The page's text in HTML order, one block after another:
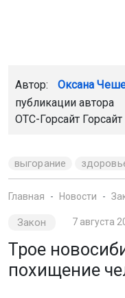
Автор: Оксана
публикации автора
ОТС-Горсайт Горсайт
выгорание
Главная Новости
Закон 7 августа
Трое
похищение